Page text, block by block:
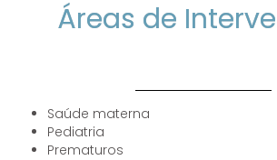
Áreas de
Saúde materna
Pediatria
Prematuros